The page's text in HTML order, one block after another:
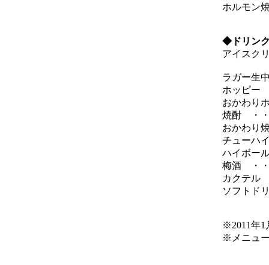
ホルモン
◆ドリン
アイスク
ラガー生
ホッピー
おかわり
焼酎 ・・
おかわり
チューハ
ハイボー
梅酒 ・・
カクテル
ソフトド
※2011年1
※メニュ